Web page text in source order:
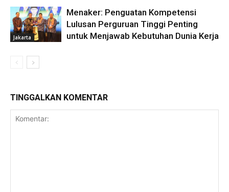
Jakarta
Menaker: Penguatan Kompetensi
Lulusan Perguruan Tinggi Penting
untuk Menjawab Kebutuhan Dunia Kerja
TINGGALKAN KOMENTAR